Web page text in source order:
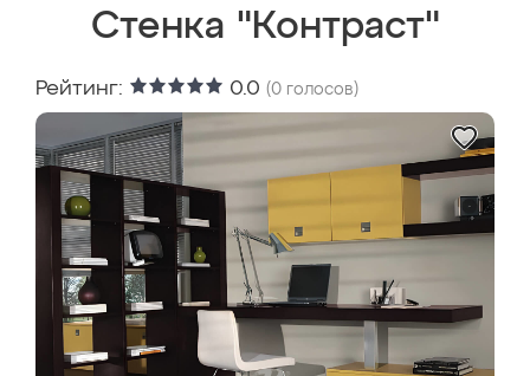
Стенка "Контраст"
Рейтинг: 0.0 (0 голосов)